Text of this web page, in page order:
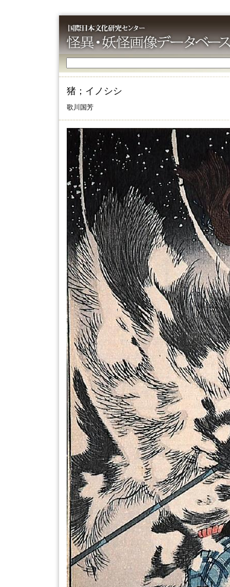
猪；イノシシ
歌川国芳